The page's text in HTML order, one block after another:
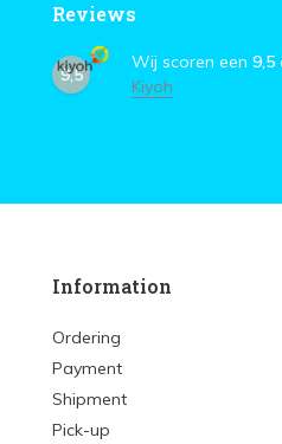
Reviews
9,5
Wij scoren een 9,5
Kiyoh
Information
Ordering
Payment
Shipment
Pick-up